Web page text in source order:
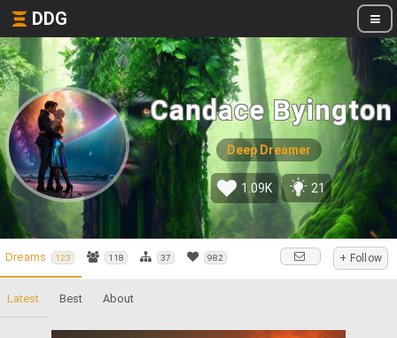
DDG
Candace Byington
Deep Dreamer
1.09K 21
Dreams 123 118 37 982 + Follow
Latest Best About